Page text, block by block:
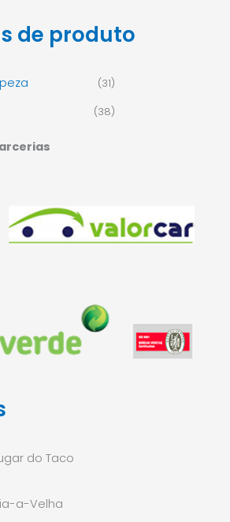
de produto
(31)
(38)
do Taco
a-Velha